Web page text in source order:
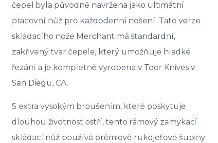
čepel byla původně navržena jako ultimátní
pracovní nůž pro každodenní nošení. Tato verze
skládacího nože Merchant má standardní,
zakřivený tvar čepele, který umožňuje hladké
řezání a je kompletně vyrobena v Toor Knives v
San Diegu, CA.
S extra vysokým broušením, které poskytuje
dlouhou životnost ostří, tento rámový zamykací
skládací nůž používá prémiové rukojeťové šupiny